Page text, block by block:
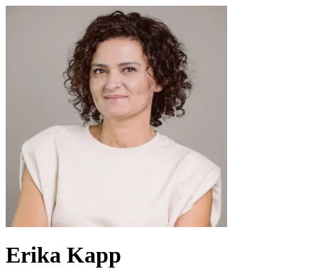
Erika Kapp